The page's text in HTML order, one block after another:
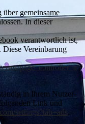
gemeinsame
In dieser
verantwortlich ist,
Diese Vereinbarung
page_controller_a
in Ihrem Nutzer-
Link und
settings?tab=ads.